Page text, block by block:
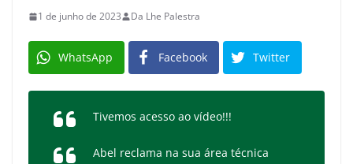
1 de junho de 2023 Da Lhe Palestra
WhatsApp Facebook Twitter
Tivemos acesso ao vídeo!!!
Abel reclama na sua área técnica